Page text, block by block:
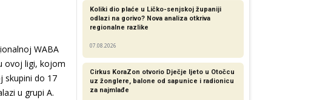
WABA
ovoj ligi, kojom
skupini do 17
u grupi A.
Koliki dio plaće u Ličko-senjskoj županiji
odlazi na gorivo? Nova analiza otkriva
regionalne razlike​
07.08.2026
Cirkus KoraZon otvorio Dječje ljeto u Otočcu
uz žonglere, balone od sapunice i radionicu
za najmlađe